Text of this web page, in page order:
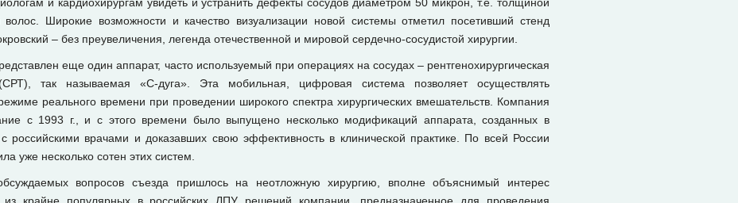
Широкие возможности и качество визуализации новой системы отметил посетивший стенд
– без преувеличения, легенда отечественной и мировой сердечно-сосудистой хирургии.
еще один аппарат, часто используемый при операциях на сосудах – рентгенохирургическая
так называемая «С-дуга». Эта мобильная, цифровая система позволяет осуществлять
реального времени при проведении широкого спектра хирургических вмешательств. Компания
с 1993 г., и с этого времени было выпущено несколько модификаций аппарата, созданных в
российскими врачами и доказавших свою эффективность в клинической практике. По всей России
уже несколько сотен этих систем.
вопросов съезда пришлось на неотложную хирургию, вполне объяснимый интерес